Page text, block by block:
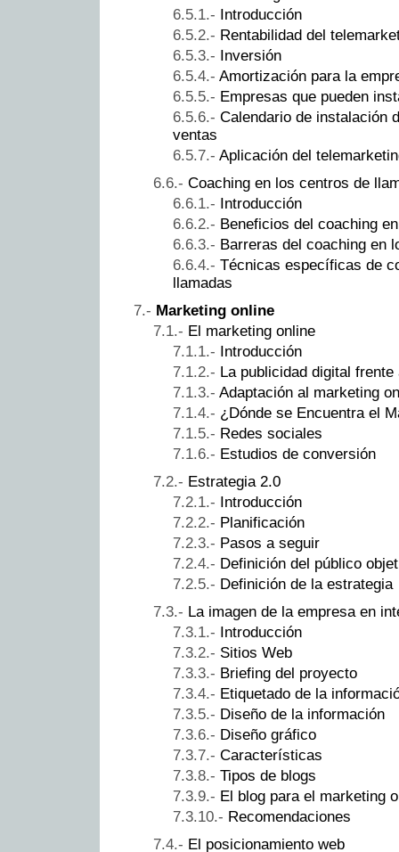
Introducción
Rentabilidad del
Inversión
Amortización para la
Empresas que pueden
Calendario de instalación
ventas
Aplicación del
Coaching en los centros de
Introducción
Beneficios del coaching
Barreras del coaching en
Técnicas específicas de
llamadas
Marketing online
El marketing online
Introducción
La publicidad digital
Adaptación al marketing
¿Dónde se Encuentra el
Redes sociales
Estudios de conversión
Estrategia 2.0
Introducción
Planificación
Pasos a seguir
Definición del público
Definición de la estrategia
La imagen de la empresa en
Introducción
Sitios Web
Briefing del proyecto
Etiquetado de la
Diseño de la información
Diseño gráfico
Características
Tipos de blogs
El blog para el marketing
Recomendaciones
El posicionamiento web